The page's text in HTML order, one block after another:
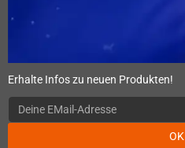
Erhalte Infos zu neuen Produkten!
OK